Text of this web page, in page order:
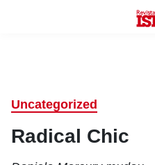
Uncategorized
Radical Chic